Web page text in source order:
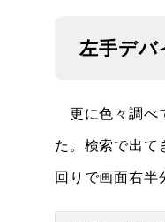
左手デバ
更に色々調べ
た。検索で出て
回りで画面右半